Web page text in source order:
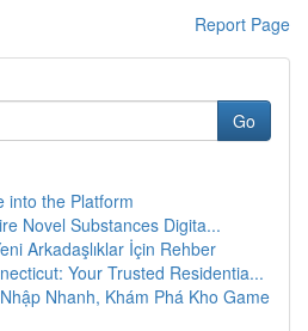
Report Page
Go
into the Platform
Novel Substances Digita...
Arkadaşlıklar İçin Rehber
Your Trusted Residentia...
Nhanh, Khám Phá Kho Game